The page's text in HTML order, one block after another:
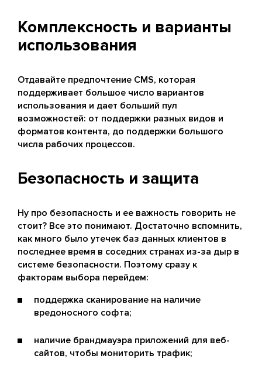
Комплексность и варианты
использования
Отдавайте предпочтение CMS, которая
поддерживает большое число вариантов
использования и дает больший пул
возможностей: от поддержки разных видов и
форматов контента, до поддержки большого
числа рабочих процессов.
Безопасность и защита
Ну про безопасность и ее важность говорить не
стоит? Все это понимают. Достаточно вспомнить,
как много было утечек баз данных клиентов в
последнее время в соседних странах из-за дыр в
системе безопасности. Поэтому сразу к
факторам выбора перейдем:
поддержка сканирование на наличие
вредоносного софта;
наличие брандмауэра приложений для веб-
сайтов, чтобы мониторить трафик;